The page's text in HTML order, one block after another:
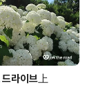
라이브上